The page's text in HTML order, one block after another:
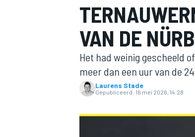
VAN DE
Het had weinig gescheeld
meer dan een uur van de
Laurens Stade
Gepubliceerd: 16 mei 2026, 14:28